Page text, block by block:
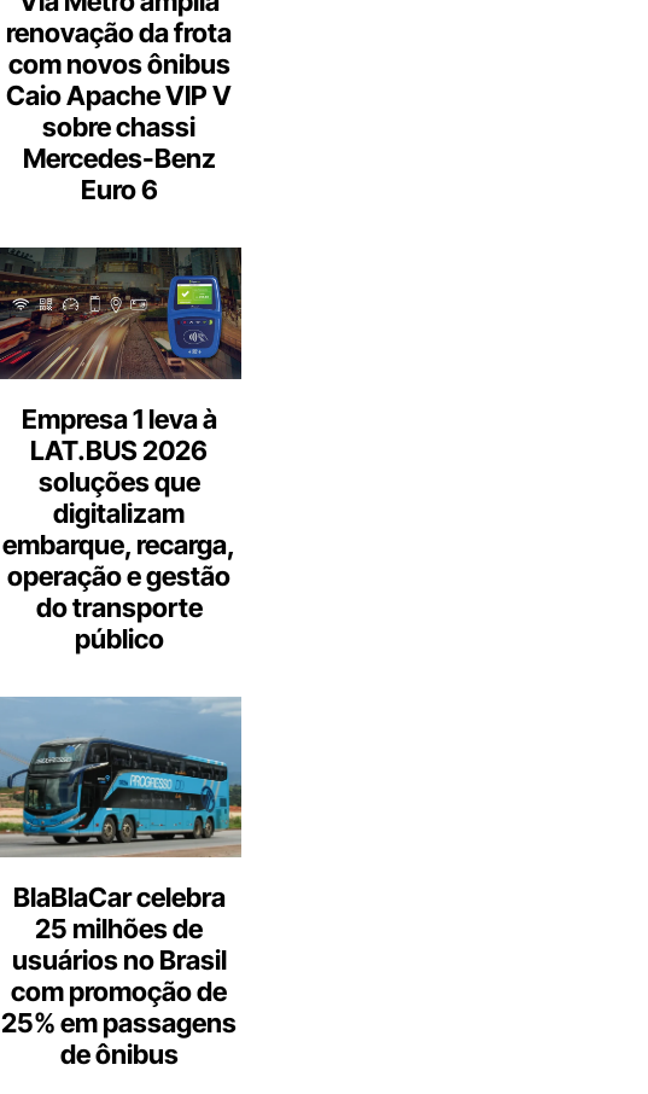
renovação da frota
com novos ônibus
Caio Apache VIP V
sobre chassi
Mercedes-Benz
Euro 6
Empresa 1 leva à
LAT.BUS 2026
soluções que
digitalizam
embarque, recarga,
operação e gestão
do transporte
público
BlaBlaCar celebra
25 milhões de
usuários no Brasil
com promoção de
25% em passagens
de ônibus